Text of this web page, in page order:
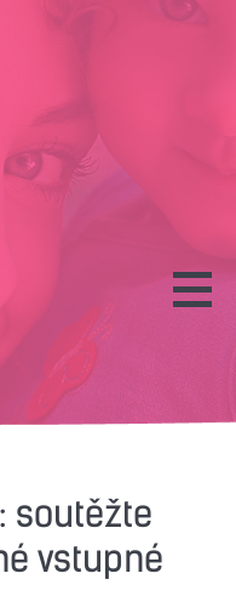
soutěžte
vstupné